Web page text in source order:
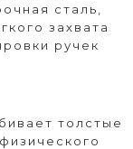
сталь,
захвата
ручек
толстые